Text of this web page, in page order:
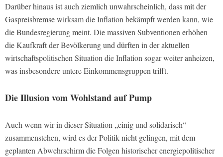
Darüber hinaus ist auch ziemlich unwahrscheinlich, dass mit der
Gaspreisbremse wirksam die Inflation bekämpft werden kann, wie
die Bundesregierung meint. Die massiven Subventionen erhöhen
die Kaufkraft der Bevölkerung und dürften in der aktuellen
wirtschaftspolitischen Situation die Inflation sogar weiter anheizen,
was insbesondere untere Einkommensgruppen trifft.
Die Illusion vom Wohlstand auf Pump
Auch wenn wir in dieser Situation „einig und solidarisch“
zusammenstehen, wird es der Politik nicht gelingen, mit dem
geplanten Abwehrschirm die Folgen historischer energiepolitischer